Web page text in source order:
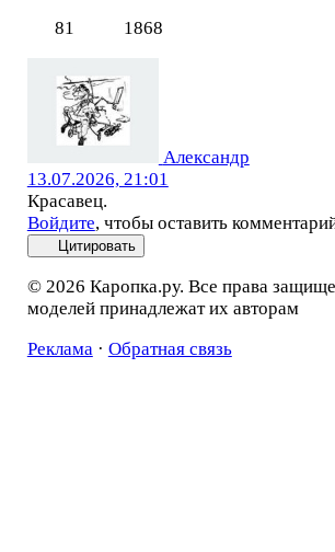
81
1868
Александр
13.07.2026, 21:01
Красавец.
Войдите, чтобы оставить
Цитировать
© 2026 Каропка.ру. Все права
моделей принадлежат их авторам
Реклама · Обратная связь